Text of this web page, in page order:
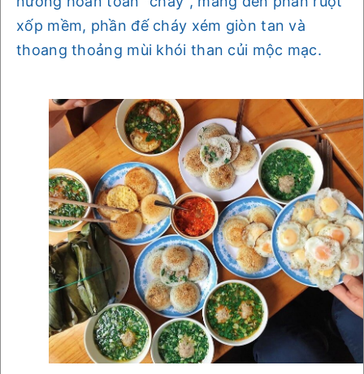
xốp mềm, phần đế cháy xém giòn tan và
thoang thoảng mùi khói than củi mộc mạc.